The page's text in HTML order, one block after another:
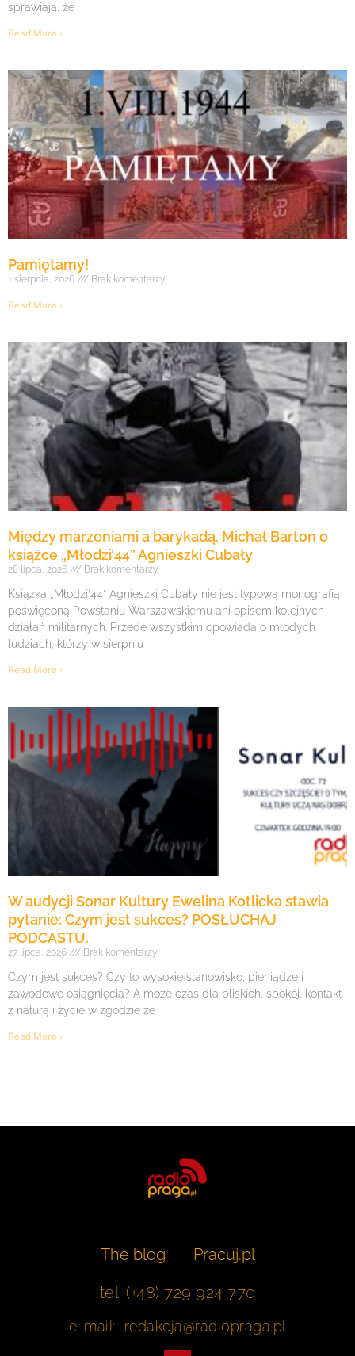
sprawiają, że
Read More »
Pamiętamy!
1 sierpnia, 2026 Brak komentarzy
Read More »
Między marzeniami a barykadą. Michał Barton o
książce „Młodzi’44” Agnieszki Cubały
28 lipca, 2026 Brak komentarzy
Książka „Młodzi’44” Agnieszki Cubały nie jest typową monografią
poświęconą Powstaniu Warszawskiemu ani opisem kolejnych
działań militarnych. Przede wszystkim opowiada o młodych
ludziach, którzy w sierpniu
Read More »
W audycji Sonar Kultury Ewelina Kotlicka stawia
pytanie: Czym jest sukces? POSŁUCHAJ
PODCASTU.
27 lipca, 2026 Brak komentarzy
Czym jest sukces? Czy to wysokie stanowisko, pieniądze i
zawodowe osiągnięcia? A może czas dla bliskich, spokój, kontakt
z naturą i życie w zgodzie ze
Read More »
The blog
Pracuj.pl
tel: (+48) 729 924 770
e-mail: redakcja@radiopraga.pl